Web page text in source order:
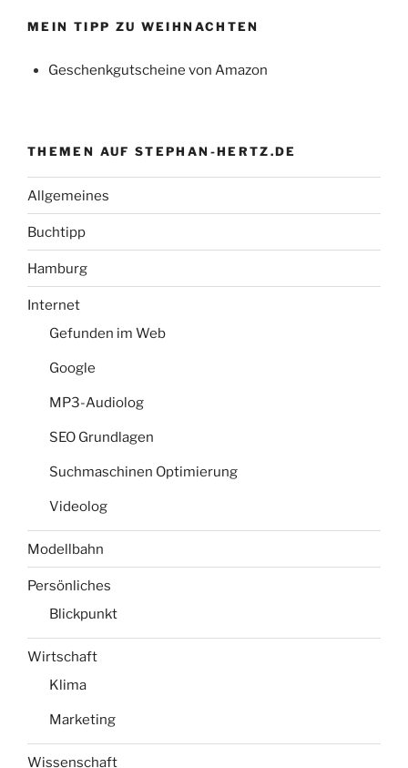
MEIN TIPP ZU WEIHNACHTEN
Geschenkgutscheine von Amazon
THEMEN AUF STEPHAN-HERTZ.DE
Allgemeines
Buchtipp
Hamburg
Internet
Gefunden im Web
Google
MP3-Audiolog
SEO Grundlagen
Suchmaschinen Optimierung
Videolog
Modellbahn
Persönliches
Blickpunkt
Wirtschaft
Klima
Marketing
Wissenschaft